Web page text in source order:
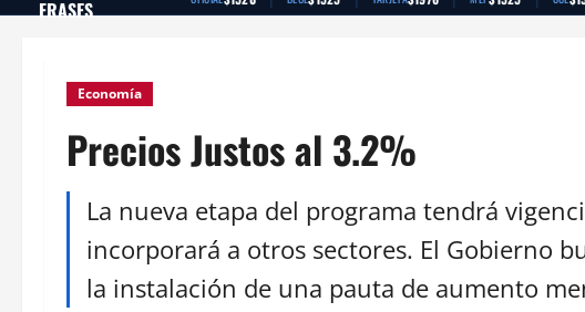
FRASES
Economía
Precios Justos al 3.2%
La nueva etapa del programa tendrá
incorporará a otros sectores. El Gobierno
la instalación de una pauta de aumento